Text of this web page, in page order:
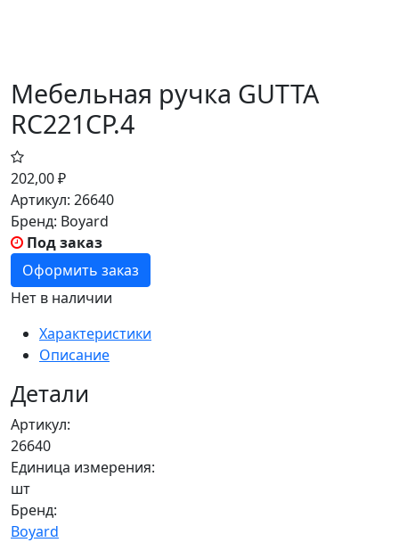
Мебельная ручка GUTTA
RC221CP.4
202,00₽
Артикул: 26640
Бренд: Boyard
Под заказ
Оформить заказ
Нет в наличии
Характеристики
Описание
Детали
Артикул:
26640
Единица измерения:
шт
Бренд:
Boyard